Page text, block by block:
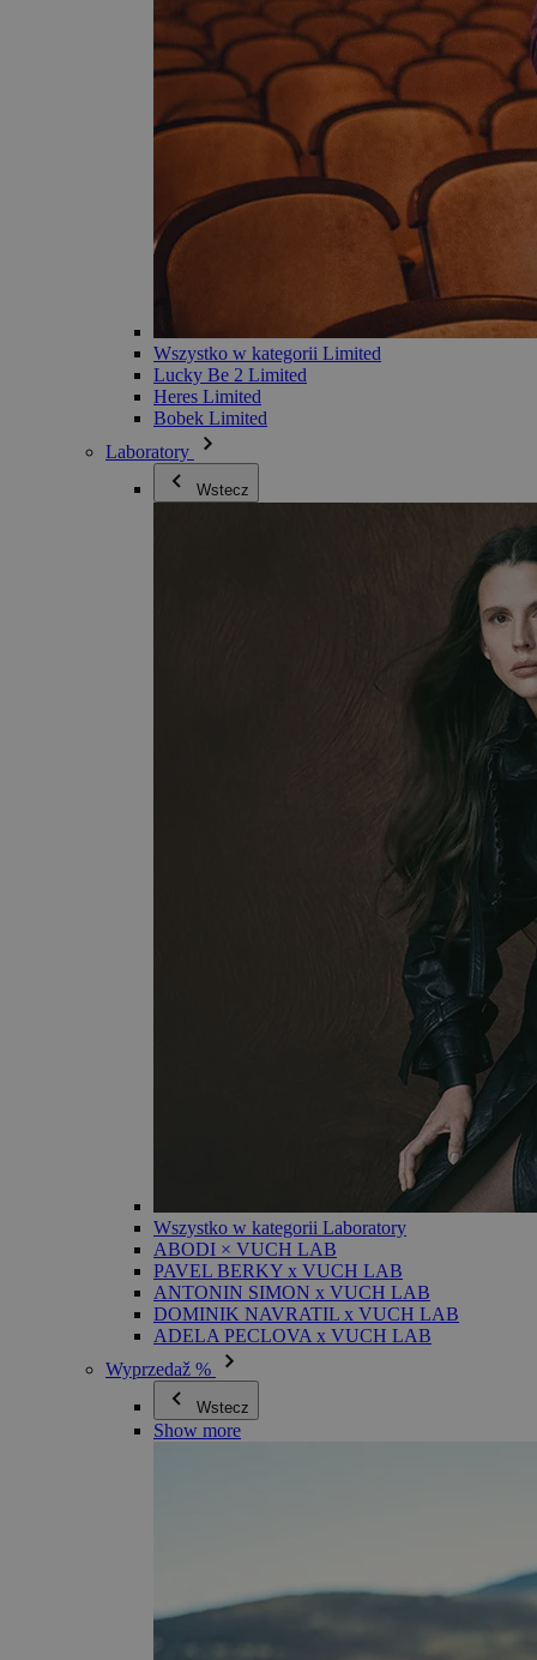
Wszystko w kategorii Limited
Lucky Be 2 Limited
Heres Limited
Bobek Limited
Laboratory
Wstecz
Wszystko w kategorii Laboratory
ABODI × VUCH LAB
PAVEL BERKY x VUCH LAB
ANTONIN SIMON x VUCH LAB
DOMINIK NAVRATIL x VUCH LAB
ADELA PECLOVA x VUCH LAB
Wyprzedaž %
Wstecz
Show more